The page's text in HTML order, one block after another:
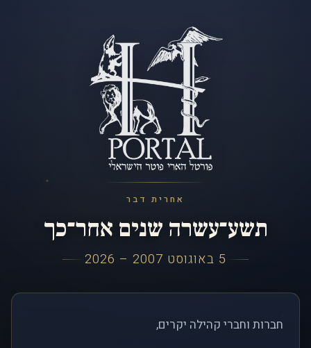
אחרית דבר
תשע־עשרה שנים אחר־כך
5 באוגוסט 2007 – 2026
חברות וחברי קהילה יקרים,